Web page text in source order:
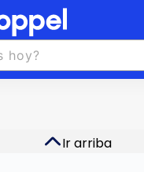
Ir arriba